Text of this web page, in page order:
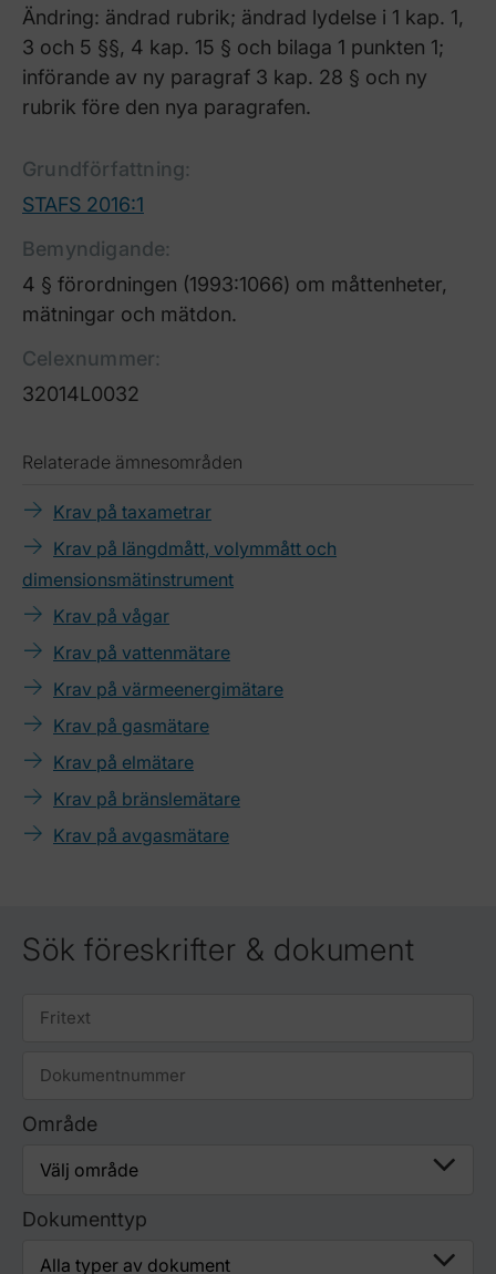
Ändring: ändrad rubrik; ändrad lydelse i 1 kap. 1,
3 och 5 §§, 4 kap. 15 § och bilaga 1 punkten 1;
införande av ny paragraf 3 kap. 28 § och ny
rubrik före den nya paragrafen.
Grundförfattning:
STAFS 2016:1
Bemyndigande:
4 § förordningen (1993:1066) om måttenheter,
mätningar och mätdon.
Celexnummer:
32014L0032
Relaterade ämnesområden
Krav på taxametrar
Krav på längdmått, volymmått och
dimensionsmätinstrument
Krav på vågar
Krav på vattenmätare
Krav på värmeenergimätare
Krav på gasmätare
Krav på elmätare
Krav på bränslemätare
Krav på avgasmätare
Sök föreskrifter & dokument
Område
Dokumenttyp